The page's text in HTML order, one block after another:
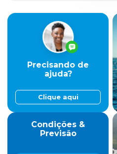
Precisando de
ajuda?
Clique aqui
Condições &
Previsão